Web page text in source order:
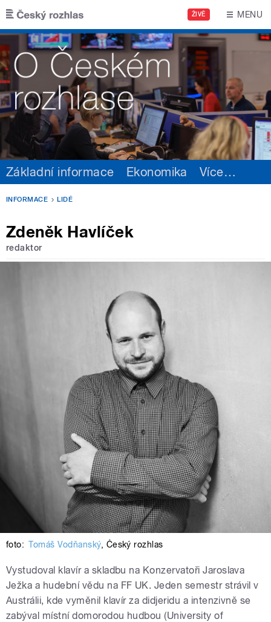
Přejít k hlavnímu obsahu
ŽIVĚ MENU
Základní informace Ekonomika Více…
INFORMACE LIDÉ
Zdeněk Havlíček
redaktor
foto: Tomáš Vodňanský, Český rozhlas
Vystudoval klavír a skladbu na Konzervatoři Jaroslava
Ježka a hudební vědu na FF UK. Jeden semestr strávil v
Austrálii, kde vyměnil klavír za didjeridu a intenzivně se
zabýval místní domorodou hudbou (University of